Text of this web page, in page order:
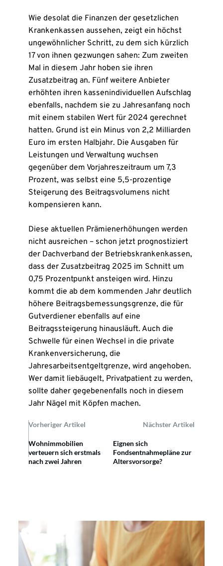
Wie desolat die Finanzen der gesetzlichen
Krankenkassen aussehen, zeigt ein höchst
ungewöhnlicher Schritt, zu dem sich kürzlich
17 von ihnen gezwungen sahen: Zum zweiten
Mal in diesem Jahr hoben sie ihren
Zusatzbeitrag an. Fünf weitere Anbieter
erhöhten ihren kassenindividuellen Aufschlag
ebenfalls, nachdem sie zu Jahresanfang noch
mit einem stabilen Wert für 2024 gerechnet
hatten. Grund ist ein Minus von 2,2 Milliarden
Euro im ersten Halbjahr. Die Ausgaben für
Leistungen und Verwaltung wuchsen
gegenüber dem Vorjahreszeitraum um 7,3
Prozent, was selbst eine 5,5-prozentige
Steigerung des Beitragsvolumens nicht
kompensieren kann.
Diese aktuellen Prämienerhöhungen werden
nicht ausreichen – schon jetzt prognostiziert
der Dachverband der Betriebskrankenkassen,
dass der Zusatzbeitrag 2025 im Schnitt um
0,75 Prozentpunkt ansteigen wird. Hinzu
kommt die ab dem kommenden Jahr deutlich
höhere Beitragsbemessungsgrenze, die für
Gutverdiener ebenfalls auf eine
Beitragssteigerung hinausläuft. Auch die
Schwelle für einen Wechsel in die private
Krankenversicherung, die
Jahresarbeitsentgeltgrenze, wird angehoben.
Wer damit liebäugelt, Privatpatient zu werden,
sollte daher gegebenenfalls noch in diesem
Jahr Nägel mit Köpfen machen.
Vorheriger Artikel Nächster Artikel
Wohnimmobilien
verteuern sich erstmals
nach zwei Jahren
Eignen sich
Fondsentnahmepläne zur
Altersvorsorge?